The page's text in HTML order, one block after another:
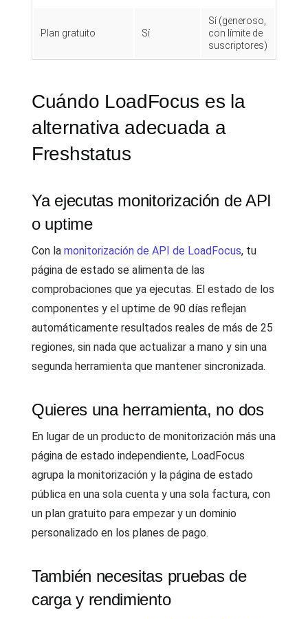
Plan gratuito Sí
Sí (generoso,
con límite de
suscriptores)
Cuándo LoadFocus es la
alternativa adecuada a
Freshstatus
Ya ejecutas monitorización de API
o uptime
Con la monitorización de API de LoadFocus, tu
página de estado se alimenta de las
comprobaciones que ya ejecutas. El estado de los
componentes y el uptime de 90 días reflejan
automáticamente resultados reales de más de 25
regiones, sin nada que actualizar a mano y sin una
segunda herramienta que mantener sincronizada.
Quieres una herramienta, no dos
En lugar de un producto de monitorización más una
página de estado independiente, LoadFocus
agrupa la monitorización y la página de estado
pública en una sola cuenta y una sola factura, con
un plan gratuito para empezar y un dominio
personalizado en los planes de pago.
También necesitas pruebas de
carga y rendimiento